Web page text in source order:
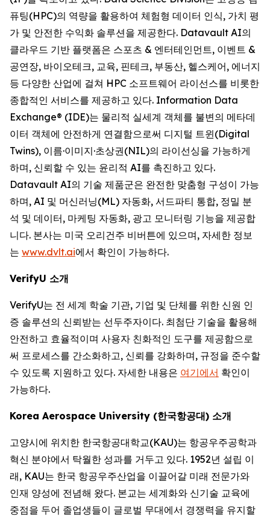
퓨팅(HPC)의 역량을 활용하여 체험형 데이터 인식, 가치 평
가 및 안전한 수익화 솔루션을 제공한다. Datavault AI의
클라우드 기반 플랫폼은 스포츠 & 엔터테인먼트, 이벤트 &
공연장, 바이오테크, 교육, 핀테크, 부동산, 헬스케어, 에너지
등 다양한 산업에 걸쳐 HPC 소프트웨어 라이선스를 비롯한
종합적인 서비스를 제공하고 있다. Information Data
Exchange® (IDE)는 물리적 실세계 객체를 불변의 메타데
이터 객체에 안전하게 연결함으로써 디지털 트윈(Digital
Twins), 이름·이미지·초상권(NIL)의 라이선싱을 가능하게
하며, 신뢰할 수 있는 윤리적 AI를 촉진하고 있다.
Datavault AI의 기술 제품군은 완전한 맞춤형 구성이 가능
하며, AI 및 머신러닝(ML) 자동화, 서드파티 통합, 정밀 분
석 및 데이터, 마케팅 자동화, 광고 모니터링 기능을 제공합
니다. 본사는 미국 오리건주 비버튼에 있으며, 자세한 정보
는 www.dvlt.ai에서 확인이 가능하다.
VerifyU 소개
VerifyU는 전 세계 학술 기관, 기업 및 단체를 위한 신원 인
증 솔루션의 신뢰받는 선두주자이다. 최첨단 기술을 활용해
안전하고 효율적이며 사용자 친화적인 도구를 제공함으로
써 프로세스를 간소화하고, 신뢰를 강화하며, 규정을 준수할
수 있도록 지원하고 있다. 자세한 내용은 여기에서 확인이
가능하다.
Korea Aerospace University (한국항공대) 소개
고양시에 위치한 한국항공대학교(KAU)는 항공우주공학과
혁신 분야에서 탁월한 성과를 거두고 있다. 1952년 설립 이
래, KAU는 한국 항공우주산업을 이끌어갈 미래 전문가와
인재 양성에 전념해 왔다. 본교는 세계화와 신기술 교육에
중점을 두어 졸업생들이 글로벌 무대에서 경쟁력을 유지할